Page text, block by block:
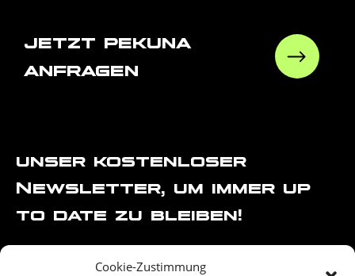
Cookie-Zustimmung
jetzt pekuna
anfragen
unser kostenloser
Newsletter, um immer up
to date zu bleiben!